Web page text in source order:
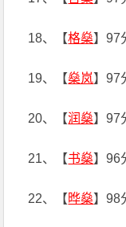
18、【格燊】97
19、【燊岚】97
20、【润燊】97
21、【书燊】96
22、【晔燊】98